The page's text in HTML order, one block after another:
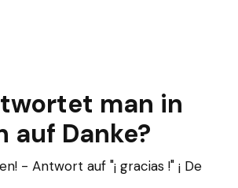
man in
auf Danke?
- Antwort auf "¡ gracias !" ¡ De